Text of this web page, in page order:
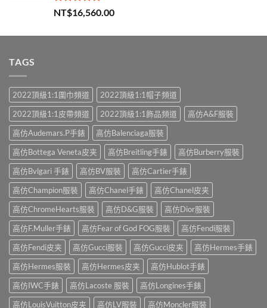
評分5.00
滿分 5
NT$16,560.00
TAGS
2022頂級1:1圍巾頻道
2022頂級1:1帽子頻道
2022頂級1:1皮帶頻道
2022頂級1:1飾品頻道
高仿A&F服裝
高仿Audemars.P手錶
高仿Balenciaga服裝
高仿Bottega Veneta皮夹
高仿Breitling手錶
高仿Burberry服裝
高仿Bvlgari 手錶
高仿BV服裝
高仿Cartier手錶
高仿Champion服裝
高仿Chanel手錶
高仿Chanel皮夹
高仿ChromeHearts服裝
高仿D&G服裝
高仿Dior服裝
高仿F.Muller手錶
高仿Fear of God FOG服裝
高仿Fendi服裝
高仿Fendi皮夹
高仿Gucci服裝 高仿Gucci皮夹
高仿Hermes手錶
高仿Hermes服裝
高仿Hermes皮夹
高仿Hublot手錶
高仿IWC手錶
高仿Lacoste 服裝
高仿Longines手錶
高仿LouisVuitton皮夹
高仿LV服裝 高仿Moncler服裝